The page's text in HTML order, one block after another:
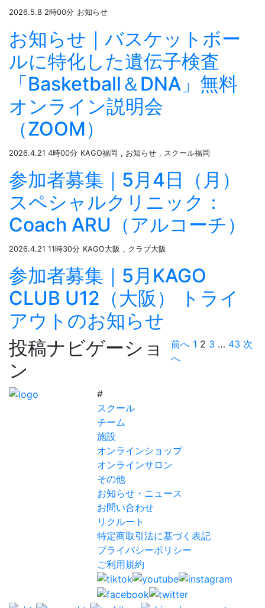
2026.5.8 2時00分 お知らせ
お知らせ｜バスケットボー
ルに特化した遺伝子検査
「Basketball＆DNA」無料
オンライン説明会
（ZOOM）
2026.4.21 4時00分 KAGO福岡 , お知らせ , スクール福岡
参加者募集｜5月4日（月）
スペシャルクリニック：
Coach ARU（アルコーチ）
2026.4.21 11時30分 KAGO大阪 , クラブ大阪
参加者募集｜5月KAGO
CLUB U12（大阪） トライ
アウトのお知らせ
投稿ナビゲーショ
ン
前へ 1 2 3 … 43 次
へ
#
スクール
チーム
施設
オンラインショップ
オンラインサロン
その他
お知らせ・ニュース
お問い合わせ
リクルート
特定商取引法に基づく表記
プライバシーポリシー
ご利用規約